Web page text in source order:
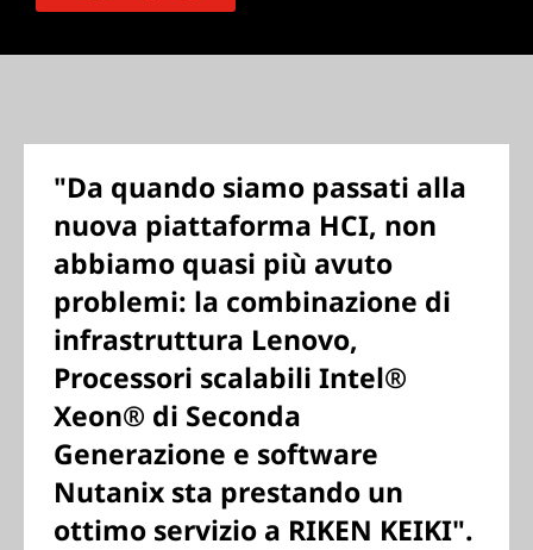
"Da quando siamo passati alla
nuova piattaforma HCI, non
abbiamo quasi più avuto
problemi: la combinazione di
infrastruttura Lenovo,
Processori scalabili Intel®
Xeon® di Seconda
Generazione e software
Nutanix sta prestando un
ottimo servizio a RIKEN KEIKI".